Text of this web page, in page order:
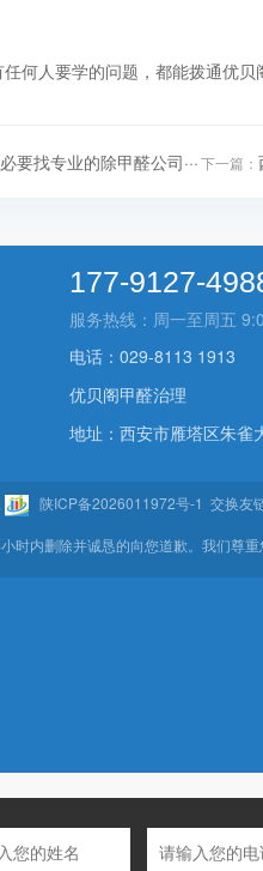
何人要学的问题，都能拨通优贝
要找专业的除甲醛公司···下一篇：
177-9127-
服务热线：周一至周五
电话：029-8113 1913
优贝阁甲醛治理
地址：西安市雁塔区朱雀
陕ICP备2026011972号-1 交换友
时内删除并诚恳的向您道歉。我们尊